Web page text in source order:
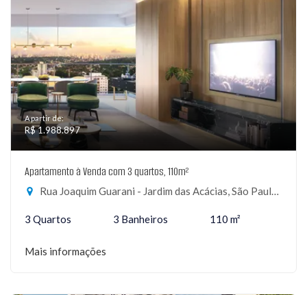
A partir de:
R$ 1.988.897
Apartamento à Venda com 3 quartos, 110m²
Rua Joaquim Guarani - Jardim das Acácias, São Paulo-SP
3 Quartos 3 Banheiros 110 m²
Mais informações